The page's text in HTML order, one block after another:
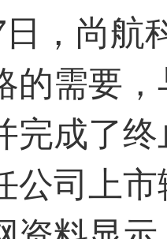
，尚航
的需要
完成了
公司上